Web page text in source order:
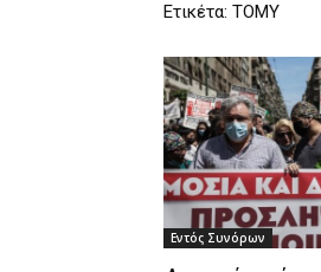
Ετικέτα: ΤΟΜΥ
Εντός Συνόρων